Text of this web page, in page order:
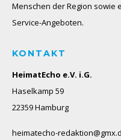
Menschen der Region sowie
Service-Angeboten.
KONTAKT
HeimatEcho e.V. i.G.
Haselkamp 59
22359 Hamburg
heimatecho-